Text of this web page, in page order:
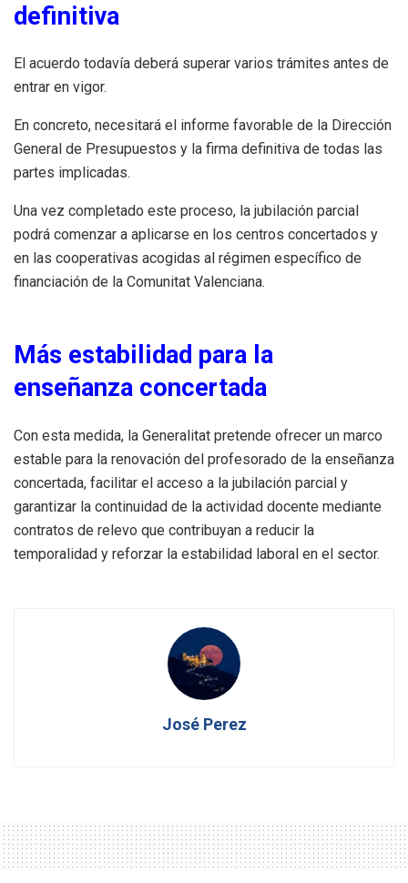
definitiva
El acuerdo todavía deberá superar varios trámites antes de
entrar en vigor.
En concreto, necesitará el informe favorable de la Dirección
General de Presupuestos y la firma definitiva de todas las
partes implicadas.
Una vez completado este proceso, la jubilación parcial
podrá comenzar a aplicarse en los centros concertados y
en las cooperativas acogidas al régimen específico de
financiación de la Comunitat Valenciana.
Más estabilidad para la
enseñanza concertada
Con esta medida, la Generalitat pretende ofrecer un marco
estable para la renovación del profesorado de la enseñanza
concertada, facilitar el acceso a la jubilación parcial y
garantizar la continuidad de la actividad docente mediante
contratos de relevo que contribuyan a reducir la
temporalidad y reforzar la estabilidad laboral en el sector.
José Perez